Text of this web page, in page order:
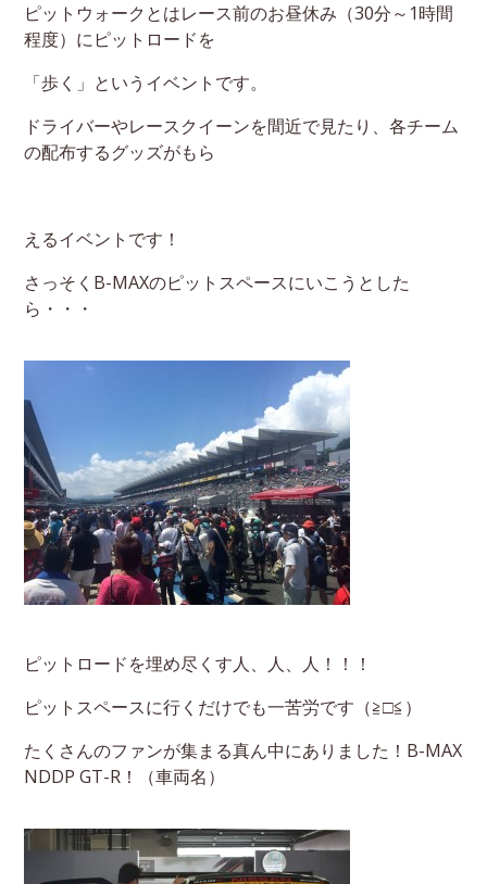
ピットウォークとはレース前のお昼休み（30分～1時間
程度）にピットロードを
「歩く」というイベントです。
ドライバーやレースクイーンを間近で見たり、各チーム
の配布するグッズがもら
えるイベントです！
さっそくB-MAXのピットスペースにいこうとした
ら・・・
ピットロードを埋め尽くす人、人、人！！！
ピットスペースに行くだけでも一苦労です（≧□≦）
たくさんのファンが集まる真ん中にありました！B-MAX
NDDP GT-R！（車両名）